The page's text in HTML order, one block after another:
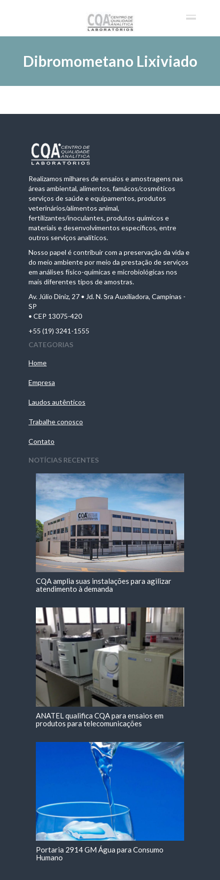
Dibromometano Lixiviado
Realizamos milhares de ensaios e amostragens nas
áreas ambiental, alimentos, famácos/cosméticos
serviços de saúde e equipamentos, produtos
veterinários/alimentos animal,
fertilizantes/inoculantes, produtos químicos e
materiais e desenvolvimentos específicos, entre
outros serviços analíticos.
Nosso papel é contribuir com a preservação da vida e
do meio ambiente por meio da prestação de serviços
em análises físico-químicas e microbiológicas nos
mais diferentes tipos de amostras.
Av. Júlio Diniz, 27 • Jd. N. Sra Auxiliadora, Campinas -
SP
• CEP 13075-420
+55 (19) 3241-1555
CATEGORIAS
Home
Empresa
Laudos autênticos
Trabalhe conosco
Contato
NOTÍCIAS RECENTES
CQA amplia suas instalações para agilizar
atendimento à demanda
ANATEL qualifica CQA para ensaios em
produtos para telecomunicações
Portaria 2914 GM Água para Consumo
Humano